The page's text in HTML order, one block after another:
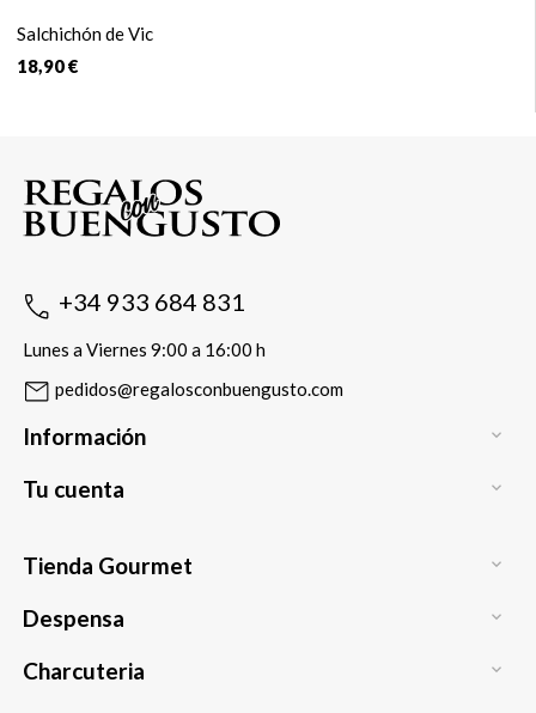
Salchichón de Vic
18,90 €
+34 933 684 831
Lunes a Viernes 9:00 a 16:00 h
pedidos@regalosconbuengusto.com
Información 
Tu cuenta 
Tienda Gourmet 
Despensa 
Charcuteria 